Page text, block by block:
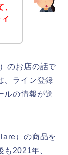
のお店の話で
、ライン登録
ルの情報が送
）の商品を
2021年、